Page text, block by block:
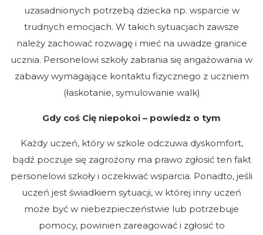
uzasadnionych potrzebą dziecka np. wsparcie w
trudnych emocjach. W takich sytuacjach zawsze
należy zachować rozwagę i mieć na uwadze granice
ucznia. Personelowi szkoły zabrania się angażowania w
zabawy wymagające kontaktu fizycznego z uczniem
(łaskotanie, symulowanie walk)
Gdy coś Cię niepokoi – powiedz o tym
Każdy uczeń, który w szkole odczuwa dyskomfort,
bądź poczuje się zagrożony ma prawo zgłosić ten fakt
personelowi szkoły i oczekiwać wsparcia. Ponadto, jeśli
uczeń jest świadkiem sytuacji, w której inny uczeń
może być w niebezpieczeństwie lub potrzebuje
pomocy, powinien zareagować i zgłosić to